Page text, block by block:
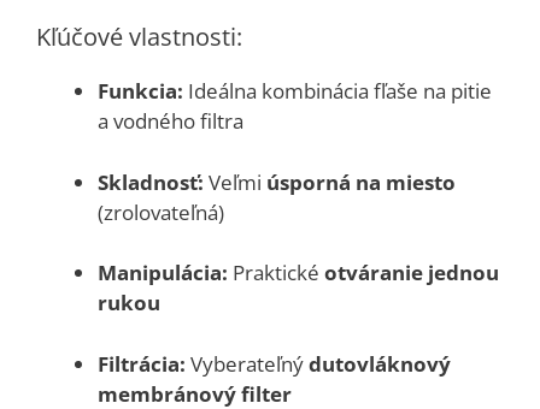
Kľúčové vlastnosti:
Funkcia: Ideálna kombinácia fľaše na pitie
a vodného filtra
Skladnosť: Veľmi úsporná na miesto
(zrolovateľná)
Manipulácia: Praktické otváranie jednou
rukou
Filtrácia: Vyberateľnýdutovláknový
membránový filter